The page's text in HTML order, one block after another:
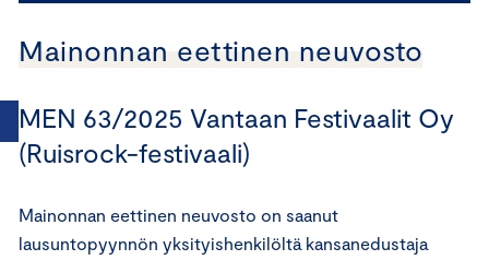
Mainonnan eettinen neuvosto
MEN 63/2025 Vantaan Festivaalit Oy
(Ruisrock-festivaali)
Mainonnan eettinen neuvosto on saanut
lausuntopyynnön yksityishenkilöltä kansanedustaja